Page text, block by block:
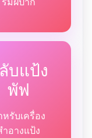
บแป้ง
พัฟ
หรับเครื่อง
ำอางแป้ง